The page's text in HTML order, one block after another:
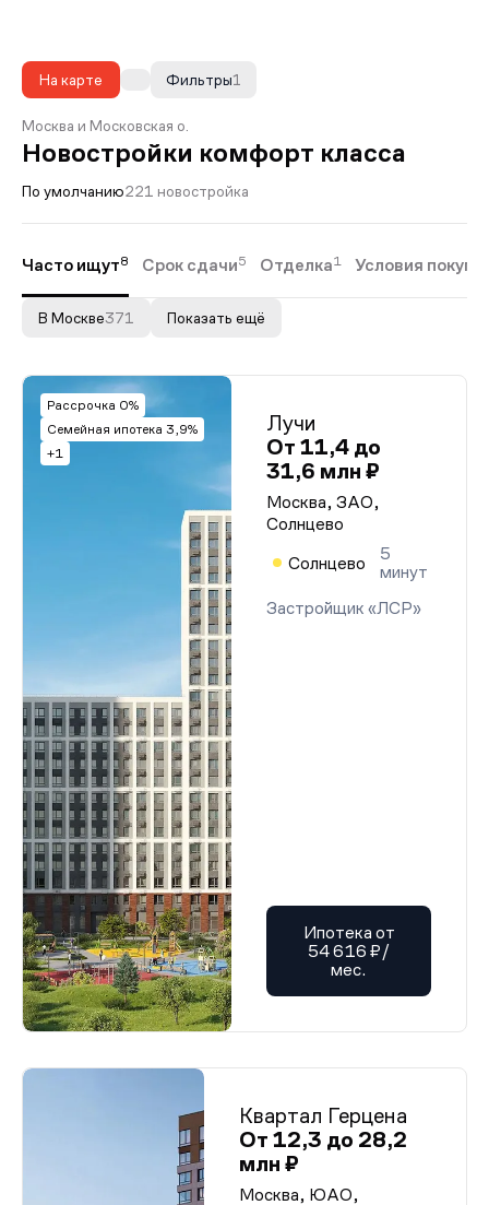
На карте 1
Фильтры
Москва и Московская о.
Новостройки комфорт класса
По умолчанию221 новостройка
Часто ищут8 Срок сдачи5 Отделка1 Условия
В Москве371 Показать ещё
Рассрочка 0%
Семейная ипотека 3,9%
+1
Лучи
От 11,4 до
31,6 млн ₽
Москва, ЗАО,
Солнцево
Солнцево
5
минут
Застройщик «ЛСР»
Ипотека от
54 616 ₽/
мес.
Квартал Герцена
От 12,3 до 28,2
млн ₽
Москва, ЮАО,